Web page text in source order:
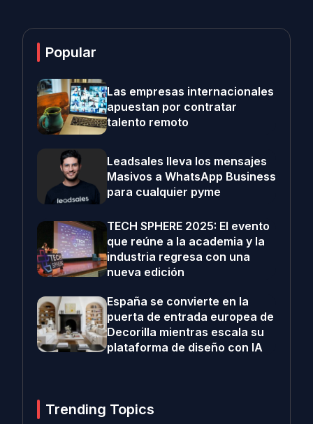
Popular
Las empresas internacionales
apuestan por contratar
talento remoto
Leadsales lleva los mensajes
Masivos a WhatsApp Business
para cualquier pyme
TECH SPHERE 2025: El evento
que reúne a la academia y la
industria regresa con una
nueva edición
España se convierte en la
puerta de entrada europea de
Decorilla mientras escala su
plataforma de diseño con IA
Trending Topics